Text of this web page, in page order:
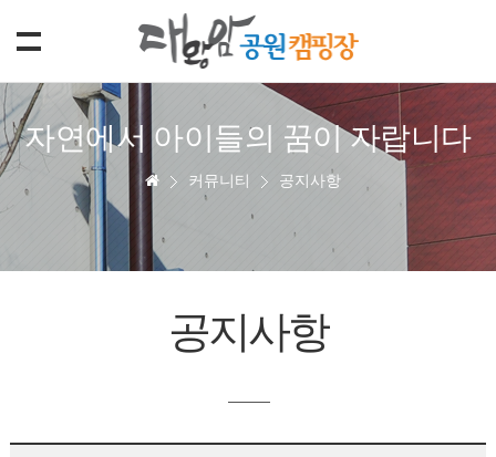
자연에서 아이들의 꿈이 자랍니다
커뮤니티 공지사항
공지사항